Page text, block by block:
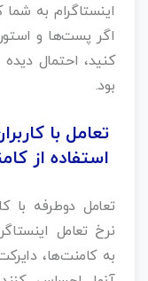
اینستاگرام به
اگر پست‌ها و
کنید، احتمال
بود.
تعامل با
استفاده از
تعامل دوطرفه با
نرخ تعامل
به کامنت‌ها،